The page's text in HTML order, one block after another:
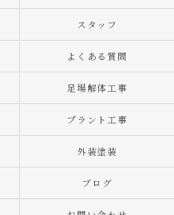
スタッフ
よくある質問
足場解体工事
プラント工事
外装塗装
ブログ